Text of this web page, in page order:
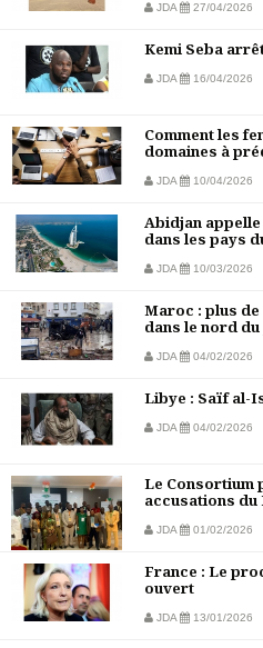
JDA 27/04/2026
Kemi Seba
JDA 16/04/2026
Comment les
domaines à
JDA 10/04/2026
Abidjan
dans les pays
JDA 10/03/2026
Maroc : plus de
dans le nord du
JDA 04/02/2026
Libye : Saïf al-
JDA 04/02/2026
Le Consortium
accusations du
JDA 01/02/2026
France : Le
ouvert
JDA 13/01/2026